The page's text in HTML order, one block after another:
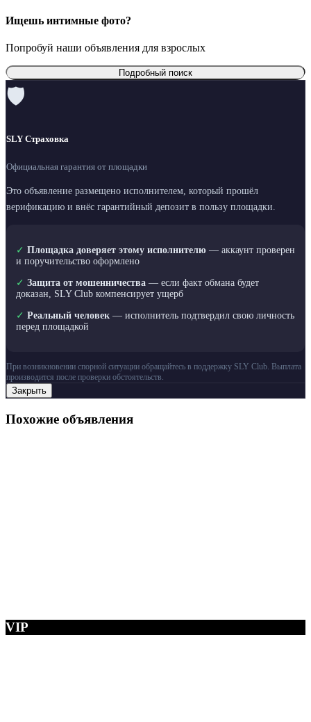
Ищешь интимные фото?
Попробуй наши объявления для взрослых
Подробный поиск
🛡
SLY Страховка
Официальная гарантия от площадки
Это объявление размещено исполнителем, который прошёл
верификацию и внёс гарантийный депозит в пользу площадки.
✓ Площадка доверяет этому исполнителю — аккаунт проверен
и поручительство оформлено
✓ Защита от мошенничества — если факт обмана будет
доказан, SLY Club компенсирует ущерб
✓ Реальный человек — исполнитель подтвердил свою личность
перед площадкой
При возникновении спорной ситуации обращайтесь в поддержку SLY Club. Выплата
производится после проверки обстоятельств.
Закрыть
Похожие объявления
VIP